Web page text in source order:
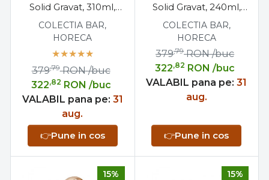
Solid Gravat, 310ml,
Maner Bronz, Elit N5
COLECTIA BAR,
HORECA
322,82 RON /buc
379,79 RON /buc
VALABIL pana pe: 31
aug.
👉Pune in cos
Solid Gravat, 240ml,
Maner Bronz,
ExtraAroma N5
COLECTIA BAR,
HORECA
322,82 RON /buc
379,79 RON /buc
VALABIL pana pe: 31
aug.
👉Pune in cos
15% 15%